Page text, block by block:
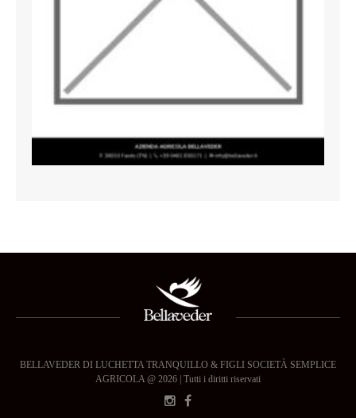
BELLAVEDER DI LUCHETTA TRANQUILLO & FIGLI SOCIETÀ SEMPLICE
AGRICOLA @ 2026 | Tutti i diritti riservati